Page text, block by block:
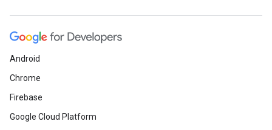
Android
Chrome
Firebase
Google Cloud Platform